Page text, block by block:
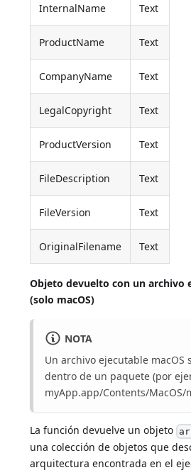
InternalName Text
ProductName Text
CompanyName Text
LegalCopyright Text
ProductVersion Text
FileDescription Text
FileVersion Text
OriginalFilename Text
Objeto devuelto con un archivo
(solo macOS)
NOTA
Un archivo ejecutable macOS
dentro de un paquete (por
myApp.app/Contents/MacOS/
La función devuelve un objeto
una colección de objetos que
arquitectura encontrada en el